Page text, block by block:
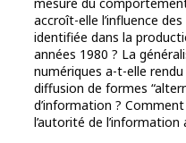
accroît-elle l’influence
identifiée dans la
années 1980 ? La
numériques a-t-elle rendu
diffusion de formes
d’information ?
l’autorité de l’information